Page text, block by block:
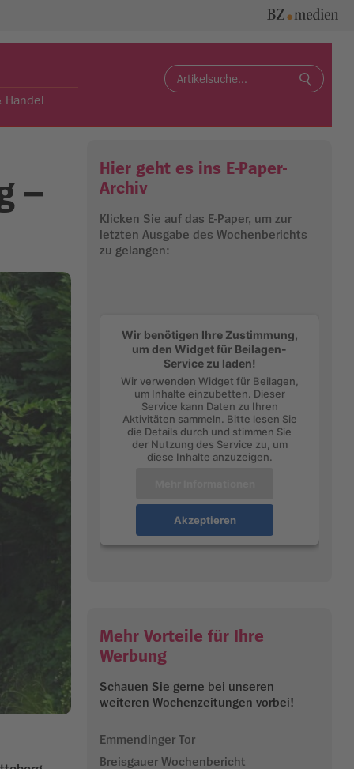
Handel
Search
for:
–
Hier geht es ins E-Paper-
Archiv
Klicken Sie auf das E-Paper, um zur
letzten Ausgabe des Wochenberichts
zu gelangen:
Wir benötigen Ihre Zustimmung,
um den Widget für Beilagen-
Service zu laden!
Wir verwenden Widget für Beilagen,
um Inhalte einzubetten. Dieser
Service kann Daten zu Ihren
Aktivitäten sammeln. Bitte lesen Sie
die Details durch und stimmen Sie
der Nutzung des Service zu, um
diese Inhalte anzuzeigen.
Akzeptieren
Mehr Vorteile für Ihre
Werbung
Schauen Sie gerne bei unseren
weiteren Wochenzeitungen vorbei!
Emmendinger Tor
Breisgauer Wochenbericht